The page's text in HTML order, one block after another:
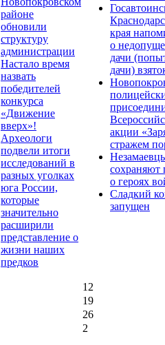
районе
обновили
структуру
администрации
Настало время
назвать
победителей
конкурса
«Движение
вверх»!
Археологи
подвели итоги
исследований в
разных уголках
юга России,
которые
значительно
расширили
представление о
жизни наших
предков
края
о
дачи
дачи)
акции
стражем
сохраняют
о героях
Сладкий
запущен
12
19
26
2